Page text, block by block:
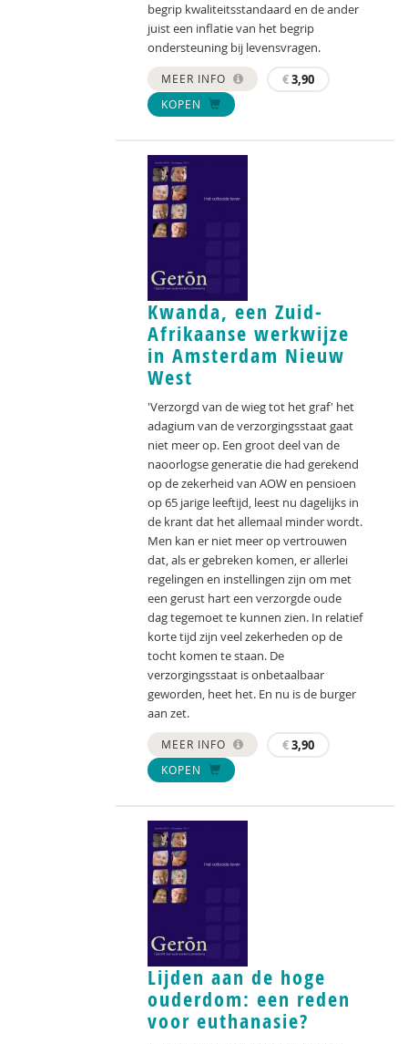
begrip kwaliteitsstandaard en de ander
juist een inflatie van het begrip
ondersteuning bij levensvragen.
MEER INFO €3,90
KOPEN
Kwanda, een Zuid-
Afrikaanse werkwijze
in Amsterdam Nieuw
West
'Verzorgd van de wieg tot het graf' het
adagium van de verzorgingsstaat gaat
niet meer op. Een groot deel van de
naoorlogse generatie die had gerekend
op de zekerheid van AOW en pensioen
op 65 jarige leeftijd, leest nu dagelijks in
de krant dat het allemaal minder wordt.
Men kan er niet meer op vertrouwen
dat, als er gebreken komen, er allerlei
regelingen en instellingen zijn om met
een gerust hart een verzorgde oude
dag tegemoet te kunnen zien. In relatief
korte tijd zijn veel zekerheden op de
tocht komen te staan. De
verzorgingsstaat is onbetaalbaar
geworden, heet het. En nu is de burger
aan zet.
MEER INFO €3,90
KOPEN
Lijden aan de hoge
ouderdom: een reden
voor euthanasie?